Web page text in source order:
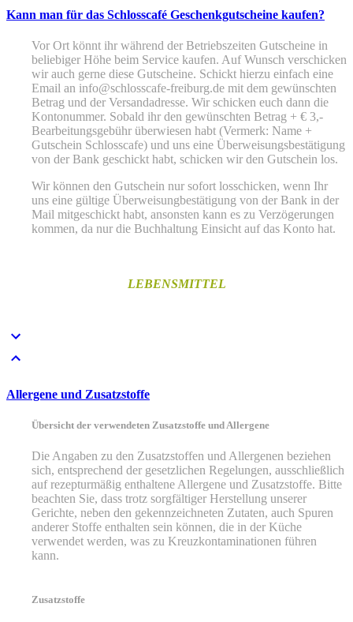
Kann man für das Schlosscafé Geschenkgutscheine kaufen?
Vor Ort könnt ihr während der Betriebszeiten Gutscheine in
beliebiger Höhe beim Service kaufen. Auf Wunsch verschicken
wir auch gerne diese Gutscheine. Schickt hierzu einfach eine
Email an info@schlosscafe-freiburg.de mit dem gewünschten
Betrag und der Versandadresse. Wir schicken euch dann die
Kontonummer. Sobald ihr den gewünschten Betrag + € 3,-
Bearbeitungsgebühr überwiesen habt (Vermerk: Name +
Gutschein Schlosscafe) und uns eine Überweisungsbestätigung
von der Bank geschickt habt, schicken wir den Gutschein los.
Wir können den Gutschein nur sofort losschicken, wenn Ihr
uns eine gültige Überweisungbestätigung von der Bank in der
Mail mitgeschickt habt, ansonsten kann es zu Verzögerungen
kommen, da nur die Buchhaltung Einsicht auf das Konto hat.
LEBENSMITTEL
Allergene und Zusatzstoffe
Übersicht der verwendeten Zusatzstoffe und Allergene
Die Angaben zu den Zusatzstoffen und Allergenen beziehen
sich, entsprechend der gesetzlichen Regelungen, ausschließlich
auf rezepturmäßig enthaltene Allergene und Zusatzstoffe. Bitte
beachten Sie, dass trotz sorgfältiger Herstellung unserer
Gerichte, neben den gekennzeichneten Zutaten, auch Spuren
anderer Stoffe enthalten sein können, die in der Küche
verwendet werden, was zu Kreuzkontaminationen führen
kann.
Zusatzstoffe